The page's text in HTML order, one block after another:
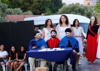
TARIM
TURİZM